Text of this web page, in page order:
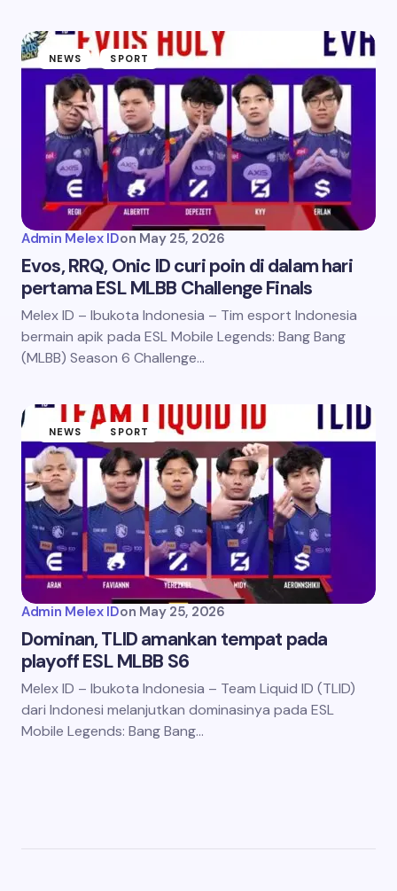
NEWS SPORT
Admin Melex IDon May 25, 2026
Evos, RRQ, Onic ID curi poin di dalam hari
pertama ESL MLBB Challenge Finals
Melex ID – Ibukota Indonesia – Tim esport Indonesia
bermain apik pada ESL Mobile Legends: Bang Bang
(MLBB) Season 6 Challenge…
NEWS SPORT
Admin Melex IDon May 25, 2026
Dominan, TLID amankan tempat pada
playoff ESL MLBB S6
Melex ID – Ibukota Indonesia – Team Liquid ID (TLID)
dari Indonesi melanjutkan dominasinya pada ESL
Mobile Legends: Bang Bang…